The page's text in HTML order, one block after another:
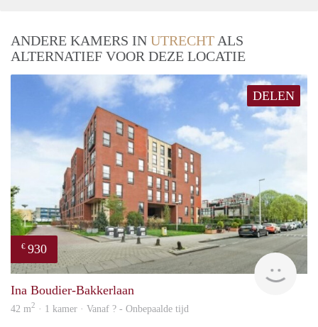
ANDERE KAMERS IN UTRECHTALS
ALTERNATIEF VOOR DEZE LOCATIE
DELEN
€ 930
Ina Boudier-Bakkerlaan
42 m2 · 1 kamer · Vanaf ? - Onbepaalde tijd